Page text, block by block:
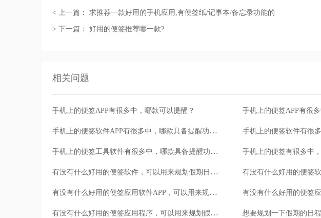
< 上一篇： 求推荐一款好用的手机应用,有便签纸/记事本/备忘录功能的
> 下一篇： 好用的便签推荐哪一款?
相关问题
手机上的便签APP有很多中，哪款可以提醒？ 手机上的便签APP有很
手机上的便签软件APP有很多中，哪款具备提醒功能？ 手机上的便签软件有很
手机上的便签工具软件有很多中，哪款具备提醒功能？ 手机上的便签有很多中
有没有什么好用的便签软件，可以用来规划假期日程？
有没有什么好用的便签应用软件APP，可以用来规划假期日程？
有没有什么好用的便签应用程序，可以用来规划假期日程？